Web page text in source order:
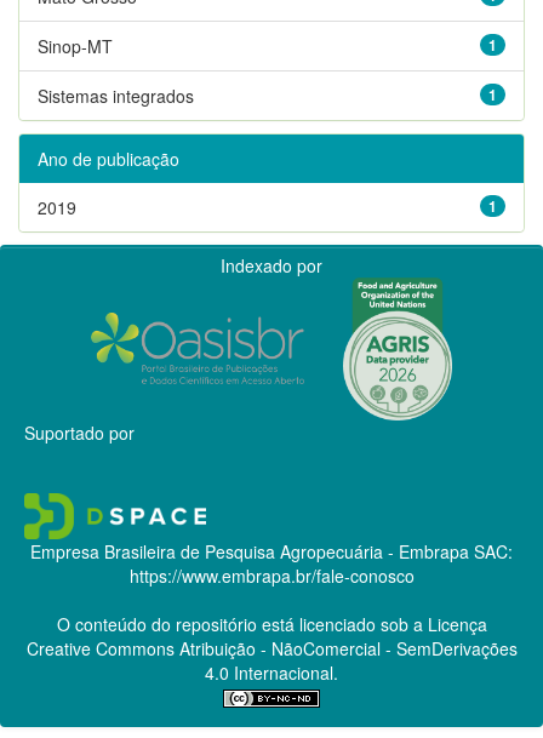
1
Sinop-MT
1
Sistemas integrados
Ano de publicação
1
2019
Indexado por
Suportado por
Empresa Brasileira de Pesquisa Agropecuária - Embrapa SAC:
https://www.embrapa.br/fale-conosco
O conteúdo do repositório está licenciado sob a Licença
Creative CommonsAtribuição - NãoComercial - SemDerivações
4.0 Internacional.